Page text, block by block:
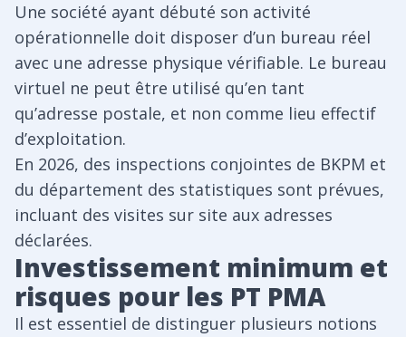
Une société ayant débuté son activité
opérationnelle doit disposer d’un bureau réel
avec une adresse physique vérifiable. Le bureau
virtuel ne peut être utilisé qu’en tant
qu’adresse postale, et non comme lieu effectif
d’exploitation.
En 2026, des inspections conjointes de BKPM et
du département des statistiques sont prévues,
incluant des visites sur site aux adresses
déclarées.
Investissement minimum et
risques pour les PT PMA
Il est essentiel de distinguer plusieurs notions